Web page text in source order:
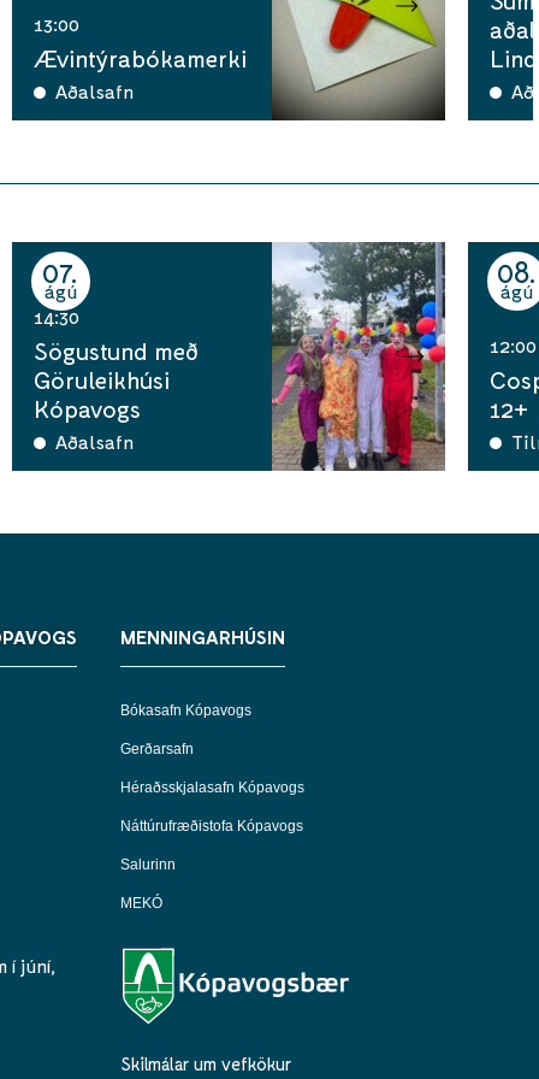
13:00
Ævintýrabókamerki
Aðalsafn
07
ágú
14:30
Sögustund með
Göruleikhúsi
Kópavogs
Aðalsafn
08
ágú
12:00
12+
í júní,
MENNINGARHÚSIN
Bókasafn Kópavogs
Gerðarsafn
Héraðsskjalasafn Kópavogs
Náttúrufræðistofa Kópavogs
Salurinn
MEKÓ
Skilmálar um vefkökur